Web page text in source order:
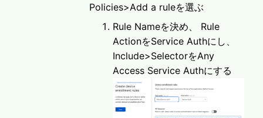
Policies>Add a ruleを選ぶ
Rule Nameを決め、 Rule
ActionをService Authにし、
Include>SelectorをAny
Access Service Authにする